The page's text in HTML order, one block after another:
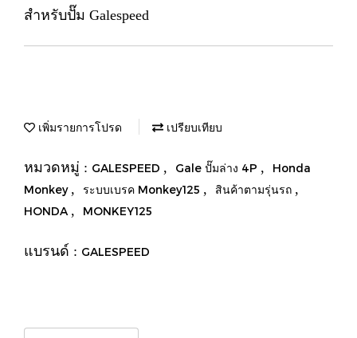
สำหรับปั๊ม Galespeed
เพิ่มรายการโปรด เปรียบเทียบ
หมวดหมู่ : GALESPEED , Gale ปั๊มล่าง 4P ,
Honda
Monkey , ระบบเบรค Monkey125 , สินค้าตามรุ่นรถ ,
HONDA , MONKEY125
แบรนด์ : GALESPEED